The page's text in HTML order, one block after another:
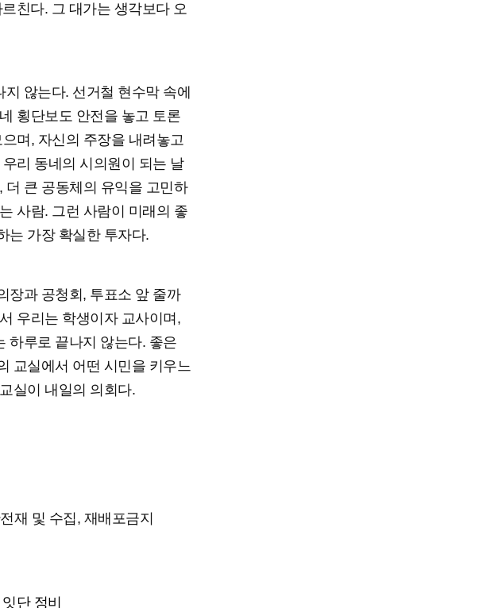
친다. 그 대가는 생각보다 오
않는다. 선거철 현수막 속에
횡단보도 안전을 놓고 토론
며, 자신의 주장을 내려놓고
리 동네의 시의원이 되는 날
더 큰 공동체의 유익을 고민하
사람. 그런 사람이 미래의 좋
는 가장 확실한 투자다.
장과 공청회, 투표소 앞 줄까
우리는 학생이자 교사이며,
하루로 끝나지 않는다. 좋은
교실에서 어떤 시민을 키우느
실이 내일의 의회다.
재 및 수집, 재배포금지
단 정비